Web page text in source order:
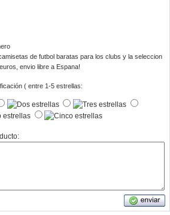
de futbol baratas para los clubs y la seleccion
envio libre a Espana!
( entre 1-5 estrellas: